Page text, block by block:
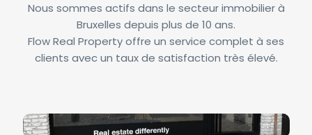
Nous sommes actifs dans le secteur immobilier à
Bruxelles depuis plus de 10 ans.
Flow Real Property offre un service complet à ses
clients avec un taux de satisfaction très élevé.